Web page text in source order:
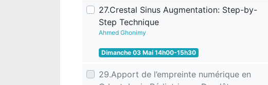
27.Crestal Sinus Augmentation: Step-by-
Step Technique
Ahmed Ghonimy
Dimanche 03 Mai 14h00-15h30
29.Apport de l’empreinte numérique en